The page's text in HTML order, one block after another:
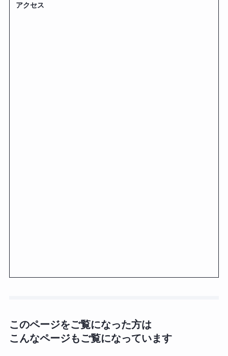
アクセス
このページをご覧になった方は
こんなページもご覧になっています